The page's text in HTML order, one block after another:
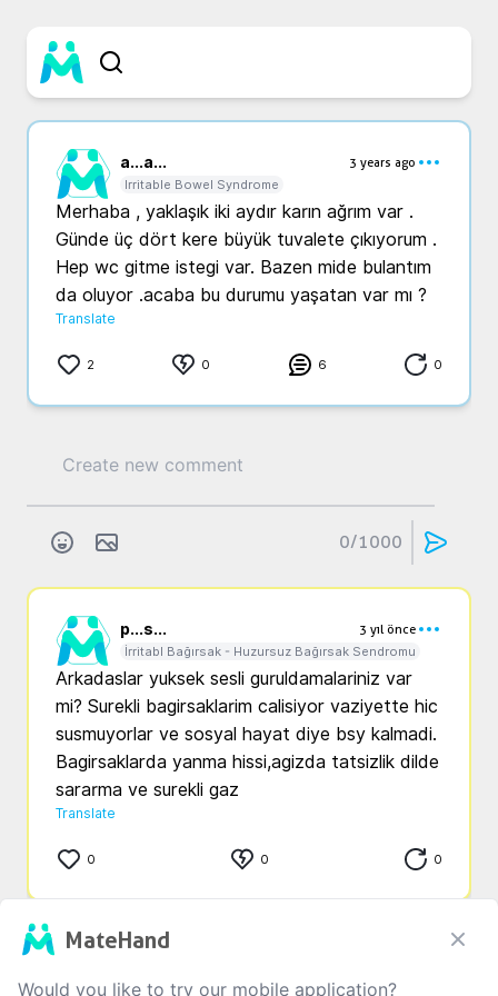
a...a...
3 years ago
Irritable Bowel Syndrome
Merhaba , yaklaşık iki aydır karın ağrım var .
Günde üç dört kere büyük tuvalete çıkıyorum .
Hep wc gitme istegi var. Bazen mide bulantım
da oluyor .acaba bu durumu yaşatan var mı ?
Translate
2 0 6 0
0/1000
p...s...
3 yıl önce
İrritabl Bağırsak - Huzursuz Bağırsak Sendromu
Arkadaslar yuksek sesli guruldamalariniz var
mi? Surekli bagirsaklarim calisiyor vaziyette hic
susmuyorlar ve sosyal hayat diye bsy kalmadi.
Bagirsaklarda yanma hissi,agizda tatsizlik dilde
sararma ve surekli gaz
Translate
0 0 0
İrritabl Bağırsak - Huzursuz Bağırsak Sendromu
MateHand
Would you like to try our mobile application?